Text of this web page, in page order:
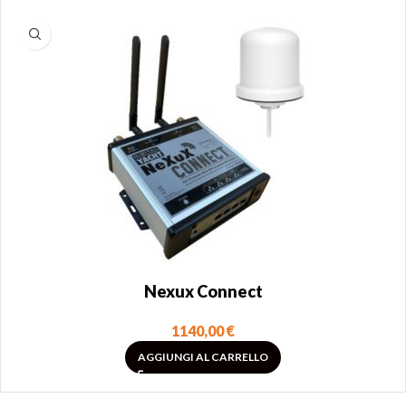
Nexux Connect
1140,00€
AGGIUNGI AL CARRELLO